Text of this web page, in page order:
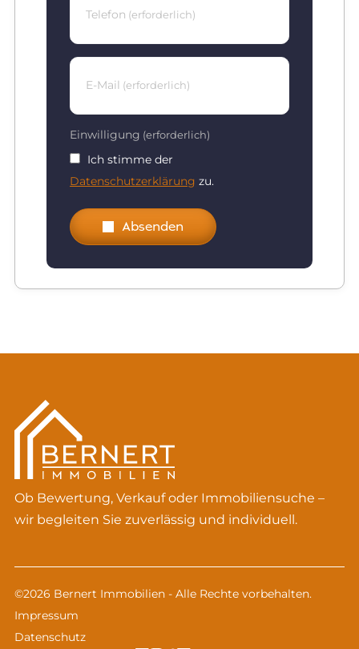
Telefon (erforderlich)
E-Mail (erforderlich)
Einwilligung (erforderlich)
Ich stimme der
Datenschutzerklärung zu.
Absenden
Ob Bewertung, Verkauf oder Immobiliensuche –
wir begleiten Sie zuverlässig und individuell.
©2026 Bernert Immobilien - Alle Rechte vorbehalten.
Impressum
Datenschutz